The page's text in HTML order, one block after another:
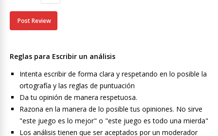
Reglas para Escribir un análisis
Intenta escribir de forma clara y respetando en lo posible la
ortografía y las reglas de puntuación
Da tu opinión de manera respetuosa.
Razona en la manera de lo posible tus opiniones. No sirve
"este juego es lo mejor" o "este juego es todo una mierda"
Los análisis tienen que ser aceptados por un moderador